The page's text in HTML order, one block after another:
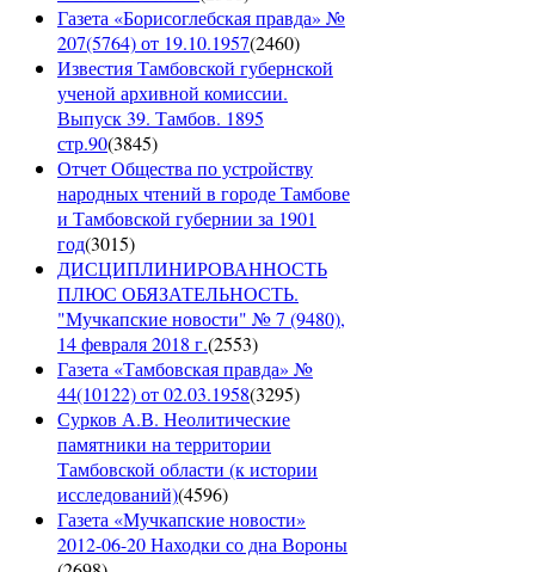
Газета «Борисоглебская правда» №
207(5764) от 19.10.1957(2460)
Известия Тамбовской губернской
ученой архивной комиссии.
Выпуск 39. Тамбов. 1895
стр.90(3845)
Отчет Общества по устройству
народных чтений в городе Тамбове
и Тамбовской губернии за 1901
год(3015)
ДИСЦИПЛИНИРОВАННОСТЬ
ПЛЮС ОБЯЗАТЕЛЬНОСТЬ.
"Мучкапские новости" № 7 (9480),
14 февраля 2018 г.(2553)
Газета «Тамбовская правда» №
44(10122) от 02.03.1958(3295)
Сурков А.В. Неолитические
памятники на территории
Тамбовской области (к истории
исследований)(4596)
Газета «Мучкапские новости»
2012-06-20 Находки со дна Вороны